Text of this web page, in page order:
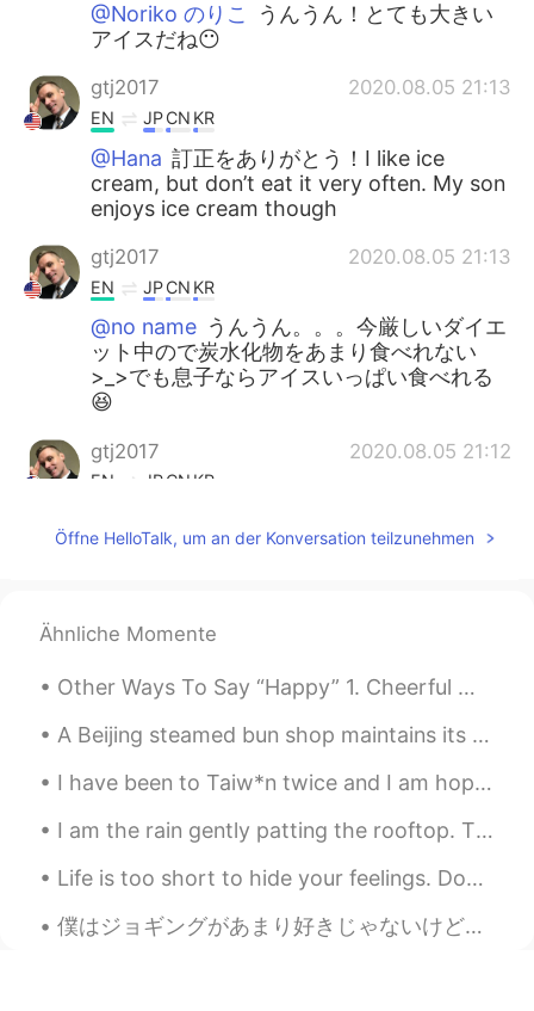
@Noriko のりこ
うんうん！とても大きい
アイスだね😶
gtj2017 2020.08.05 21:13
EN JPCN KR
@Hana 訂正をありがとう！I like ice
cream, but don’t eat it very often. My son
enjoys ice cream though
gtj2017 2020.08.05 21:13
EN JPCN KR
@no name うんうん。。。今厳しいダイエ
ット中ので炭水化物をあまり食べれない
>_>でも息子ならアイスいっぱい食べれる
😆
gtj2017 2020.08.05 21:12
EN JPCN KR
often 😂
EN JP KR
difficult to choose which one to buy
Aiko あいこ 2020.08.05 12:37
🎵
ゆう 2020.08.05 04:30
EN
Öffne HelloTalk, um an der Konversation teilzunehmen
Ähnliche Momente
Other Ways To Say “Happy” 1. Cheerful Meaning: Looking happy and optimistic "Why do you look so...
A Beijing steamed bun shop maintains its distance from customers. (People's Daily) Given how freq...
I have been to Taiw*n twice and I am hoping to return again. The landscape is beautiful and the f...
I am the rain gently patting the rooftop. The drop sliding down your window. I glide past the g...
Life is too short to hide your feelings. Don't be afraid to say what you feel. Laugh when you can...
僕はジョギングがあまり好きじゃないけど散歩するのが好き。でも健康のためにもっともっとやったほうがいい。最近”rucking”をしてる。ちょっと重いバッグ持って散歩する。今日は10kgバッグ持って...